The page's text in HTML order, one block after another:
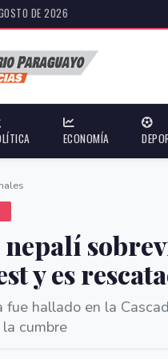
DE 2026
ECONOMÍA
y es
fue hallado en la
cumbre